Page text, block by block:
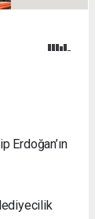
Erdoğan’ın